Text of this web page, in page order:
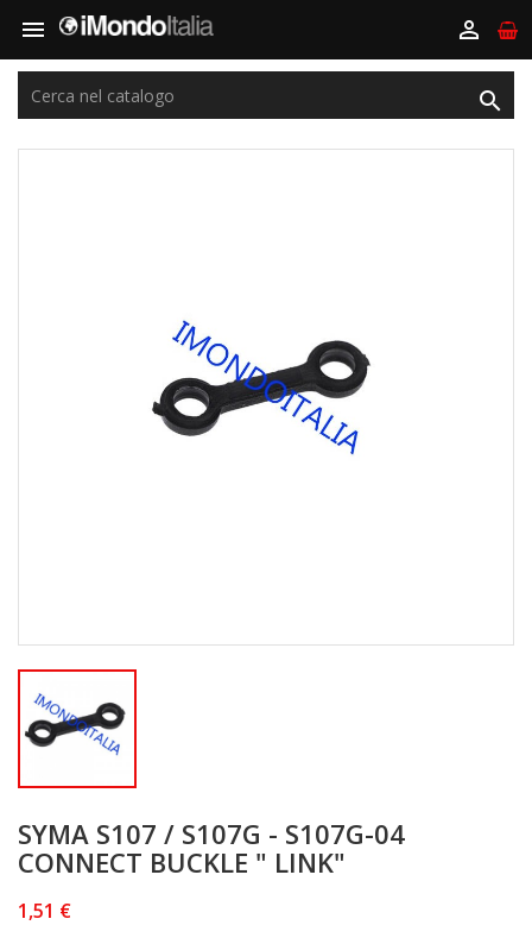
 

SYMA S107 / S107G - S107G-04
CONNECT BUCKLE " LINK"
1,51 €